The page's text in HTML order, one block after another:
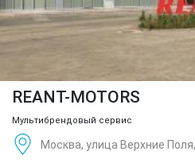
REANT-MOTORS
Мультибрендовый сервис
Москва, улица Верхние